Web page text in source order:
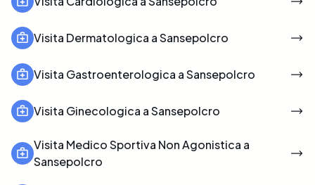
Visita Dermatologica a Sansepolcro
Visita Gastroenterologica a Sansepolcro
Visita Ginecologica a Sansepolcro
Visita Medico Sportiva Non Agonistica a
Sansepolcro